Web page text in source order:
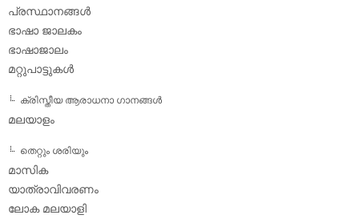
പ്രസ്ഥാനങ്ങള്‍
ഭാഷാ ജാലകം
ഭാഷാജാലം
മറ്റുപാട്ടുകള്‍
ക്രിസ്തീയ ആരാധനാ ഗാനങ്ങള്‍
മലയാളം
തെറ്റും ശരിയും
മാസിക
യാത്രാവിവരണം
ലോക മലയാളി